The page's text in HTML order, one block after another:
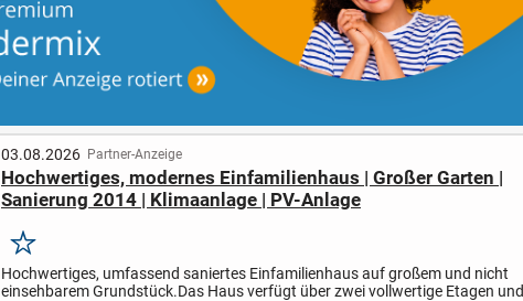
03.08.2026 Partner-Anzeige
Hochwertiges, modernes Einfamilienhaus | Großer Garten |
Sanierung 2014 | Klimaanlage | PV-Anlage
Merken
Hochwertiges, umfassend saniertes Einfamilienhaus auf großem und nicht
einsehbarem Grundstück.Das Haus verfügt über zwei vollwertige Etagen und